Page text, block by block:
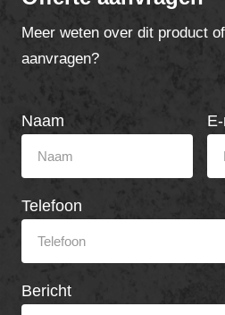
Meer weten over dit product
aanvragen?
Naam
Telefoon
Bericht